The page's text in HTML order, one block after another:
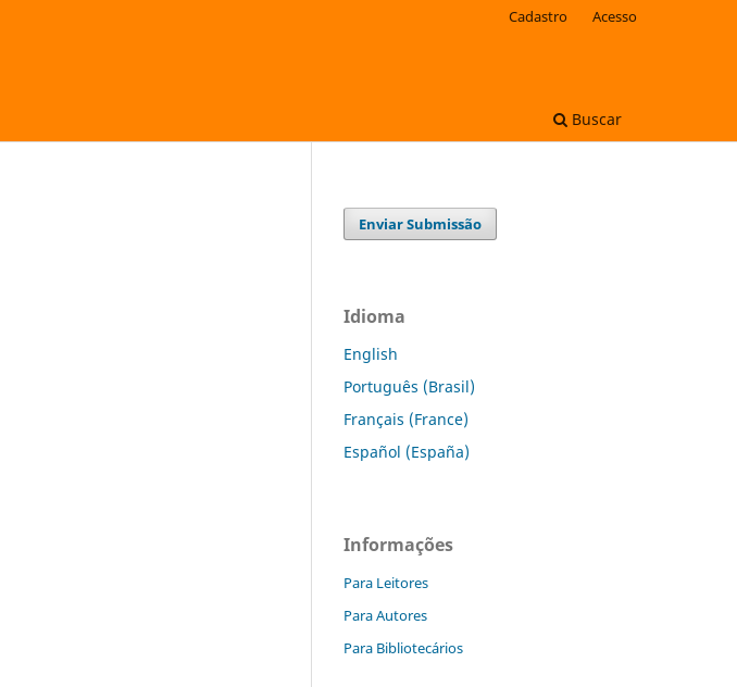
Buscar
Cadastro Acesso
Enviar Submissão
Idioma
English
Português (Brasil)
Français (France)
Español (España)
Informações
Para Leitores
Para Autores
Para Bibliotecários